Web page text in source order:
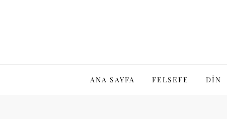
ANA SAYFA FELSEFE DIN